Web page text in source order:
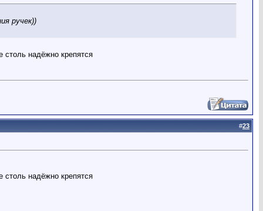
ручек))
столь надёжно крепятся
#23
столь надёжно крепятся